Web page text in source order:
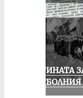
ИСТИНАТА
ФУТБОЛНИЯ